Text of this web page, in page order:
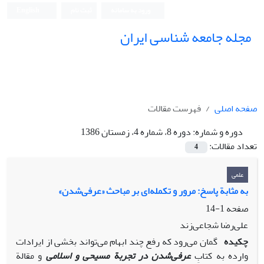
مجله جامعه شناسی ایران
صفحه اصلی
فهرست مقالات
دوره و شماره:دوره 8، شماره 4، زمستان 1386
تعداد مقالات:
4
علمی
به مثابة پاسخ: مرور و تکمله‌ای بر مباحث «عرفی‌شدن»
صفحه1-14
علی‌رضا شجاعی‌زند
چکیده گمان می‌رود که رفع چند ابهام می‌تواند بخشی از ایرادات
وارده به کتابِعرفی‌شدن در تجربة مسیحی و اسلامی و مقالة